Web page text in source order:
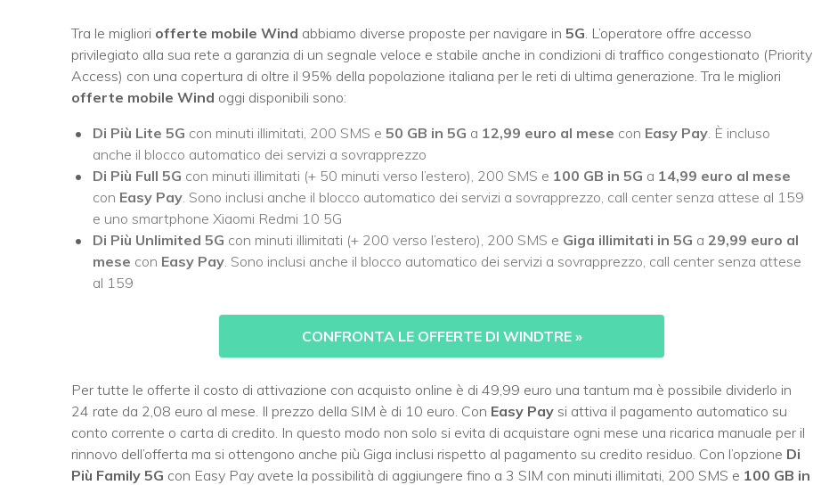
Tra le migliori offerte mobile Wind abbiamo diverse proposte per navigare in 5G . L’operatore offre accesso
privilegiato alla sua rete a garanzia di un segnale veloce e stabile anche in condizioni di traffico congestionato (Priority
Access) con una copertura di oltre il 95% della popolazione italiana per le reti di ultima generazione. Tra le migliori
offerte mobile Wind oggi disponibili sono:
Di Più Lite 5G con minuti illimitati, 200 SMS e 50 GB in 5G a 12,99 euro al mese con Easy Pay . È incluso
anche il blocco automatico dei servizi a sovrapprezzo
Di Più Full 5G con minuti illimitati (+ 50 minuti verso l’estero), 200 SMS e 100 GB in 5G a 14,99 euro al mese
con Easy Pay . Sono inclusi anche il blocco automatico dei servizi a sovrapprezzo, call center senza attese al 159
e uno smartphone Xiaomi Redmi 10 5G
Di Più Unlimited 5G con minuti illimitati (+ 200 verso l’estero), 200 SMS e Giga illimitati in 5G a 29,99 euro al
mese con Easy Pay . Sono inclusi anche il blocco automatico dei servizi a sovrapprezzo, call center senza attese
al 159
CONFRONTA LE OFFERTE DI WINDTRE »
Per tutte le offerte il costo di attivazione con acquisto online è di 49,99 euro una tantum ma è possibile dividerlo in
24 rate da 2,08 euro al mese. Il prezzo della SIM è di 10 euro. Con Easy Pay si attiva il pagamento automatico su
conto corrente o carta di credito. In questo modo non solo si evita di acquistare ogni mese una ricarica manuale per il
rinnovo dell’offerta ma si ottengono anche più Giga inclusi rispetto al pagamento su credito residuo. Con l’opzione Di
Più Family 5G con Easy Pay avete la possibilità di aggiungere fino a 3 SIM con minuti illimitati, 200 SMS e 100 GB in